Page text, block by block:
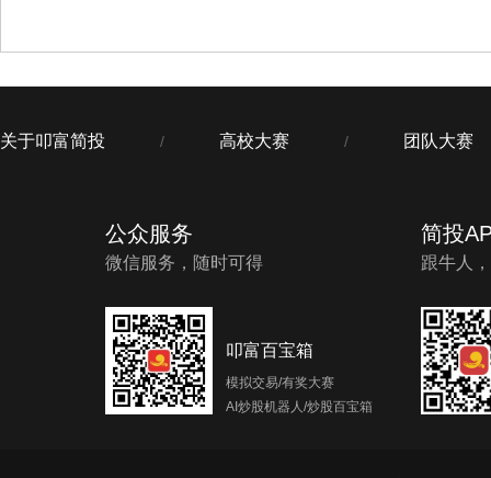
关于叩富简投 / 高校大赛 / 团队大赛
公众服务
微信服务，随时可得
叩富百宝箱
模拟交易/有奖大赛
AI炒股机器人/炒股百宝箱
简投
跟牛人